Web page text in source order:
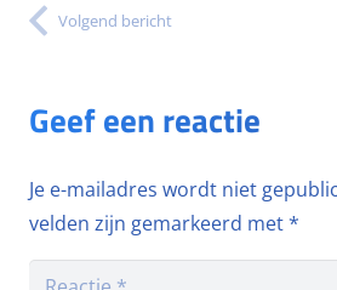
Volgend bericht
Geef een reactie
Je e-mailadres wordt niet
velden zijn gemarkeerd met*